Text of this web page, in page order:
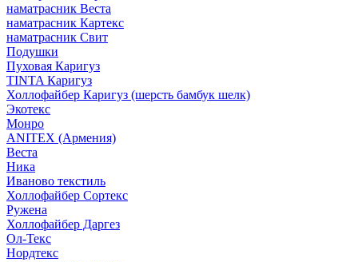
наматрасник Веста
наматрасник Картекс
наматрасник Свит
Подушки
Пуховая Каригуз
TINTA Каригуз
Холлофайбер Каригуз (шерсть бамбук шелк)
Экотекс
Монро
ANITEX (Армения)
Веста
Ника
Иваново текстиль
Холлофайбер Сортекс
Ружена
Холлофайбер Даргез
Ол-Текс
Нордтекс